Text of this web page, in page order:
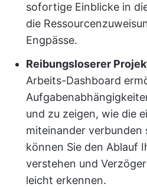
sofortige Einblicke in
die
Engpässe.
Reibungsloserer
Arbeits-Dashboard
und zu zeigen, wie die
miteinander verbunden
können Sie den Ablauf
verstehen und
leicht erkennen.